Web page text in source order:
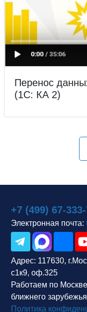
Перенос
(1С: КА 2)
+7 (499) 67-
Электронная почта:
Адрес: 117630,
с1к9, оф.325
Работаем по
ближнего
Политика